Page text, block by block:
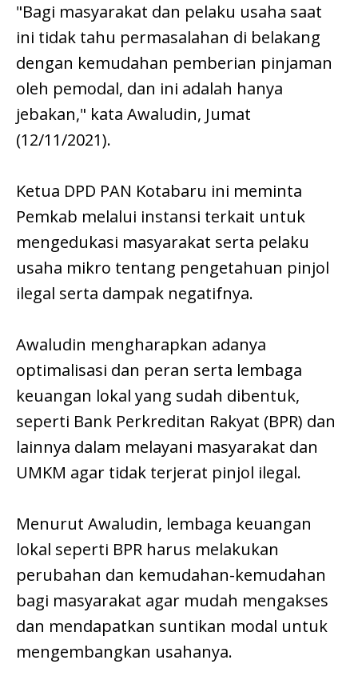
"Bagi masyarakat dan pelaku usaha saat
ini tidak tahu permasalahan di belakang
dengan kemudahan pemberian pinjaman
oleh pemodal, dan ini adalah hanya
jebakan," kata Awaludin, Jumat
(12/11/2021).
Ketua DPD PAN Kotabaru ini meminta
Pemkab melalui instansi terkait untuk
mengedukasi masyarakat serta pelaku
usaha mikro tentang pengetahuan pinjol
ilegal serta dampak negatifnya.
Awaludin mengharapkan adanya
optimalisasi dan peran serta lembaga
keuangan lokal yang sudah dibentuk,
seperti Bank Perkreditan Rakyat (BPR) dan
lainnya dalam melayani masyarakat dan
UMKM agar tidak terjerat pinjol ilegal.
Menurut Awaludin, lembaga keuangan
lokal seperti BPR harus melakukan
perubahan dan kemudahan-kemudahan
bagi masyarakat agar mudah mengakses
dan mendapatkan suntikan modal untuk
mengembangkan usahanya.